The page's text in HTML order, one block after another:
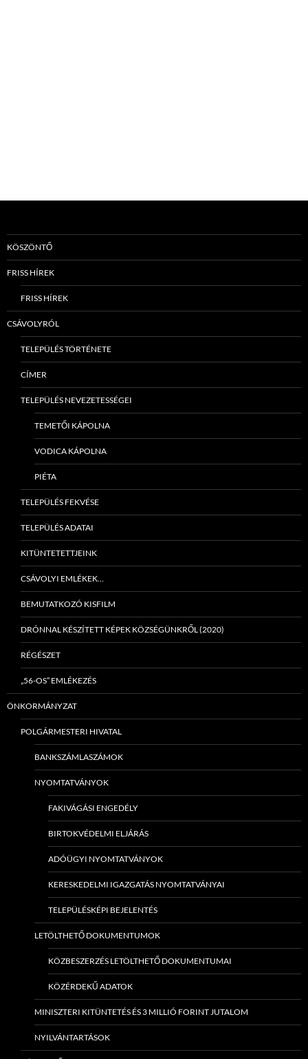
KÖSZÖNTŐ
FRISS HÍREK
FRISS HÍREK
CSÁVOLYRÓL
TELEPÜLÉS TÖRTÉNETE
CÍMER
TELEPÜLÉS NEVEZETESSÉGEI
TEMETŐI KÁPOLNA
VODICA KÁPOLNA
PIÉTA
TELEPÜLÉS FEKVÉSE
TELEPÜLÉS ADATAI
KITÜNTETETTJEINK
CSÁVOLYI EMLÉKEK…
BEMUTATKOZÓ KISFILM
DRÓNNAL KÉSZÍTETT KÉPEK KÖZSÉGÜNKRŐL (2020)
RÉGÉSZET
„56-OS” EMLÉKEZÉS
ÖNKORMÁNYZAT
POLGÁRMESTERI HIVATAL
BANKSZÁMLASZÁMOK
NYOMTATVÁNYOK
FAKIVÁGÁSI ENGEDÉLY
BIRTOKVÉDELMI ELJÁRÁS
ADÓÜGYI NYOMTATVÁNYOK
KERESKEDELMI IGAZGATÁS NYOMTATVÁNYAI
TELEPÜLÉSKÉPI BEJELENTÉS
LETÖLTHETŐ DOKUMENTUMOK
KÖZBESZERZÉS LETÖLTHETŐ DOKUMENTUMAI
KÖZÉRDEKŰ ADATOK
MINISZTERI KITÜNTETÉS ÉS 3 MILLIÓ FORINT JUTALOM
NYILVÁNTARTÁSOK